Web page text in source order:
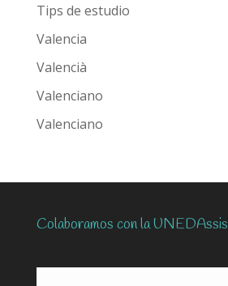
Tips de estudio
Valencia
Valencià
Valenciano
Valenciano
Colaboramos con la UNEDAssis